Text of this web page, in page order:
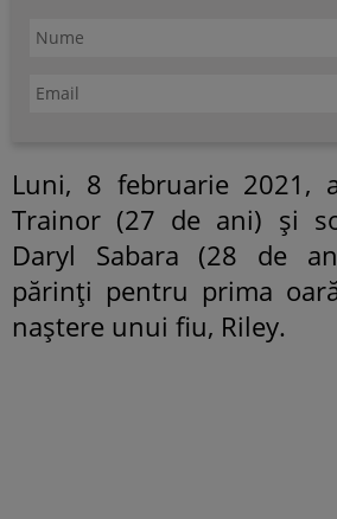
Luni, 8 februarie 2021,
Trainor (27 de ani) și
Daryl Sabara (28 de
părinți pentru prima
naștere unui fiu, Riley.